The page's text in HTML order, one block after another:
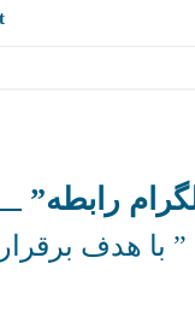
” با هدف